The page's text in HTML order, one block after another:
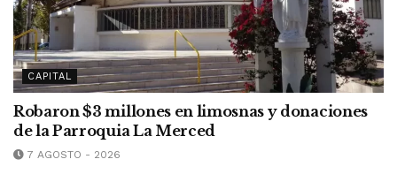
CAPITAL
Robaron $3 millones en limosnas y donaciones
de la Parroquia La Merced
7 AGOSTO - 2026